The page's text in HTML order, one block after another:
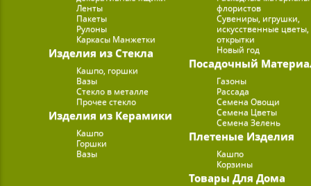
Ленты
Пакеты
Рулоны
Каркасы Манжетки
Изделия из Стекла
Кашпо, горшки
Вазы
Стекло в металле
Прочее стекло
Изделия из Керамики
Кашпо
Горшки
Вазы
флористов
Сувениры, игрушки,
искусственные цветы,
открытки
Новый год
Посадочный
Газоны
Рассада
Семена Овощи
Семена Цветы
Семена Зелень
Плетеные Изделия
Кашпо
Корзины
Товары Для Дома